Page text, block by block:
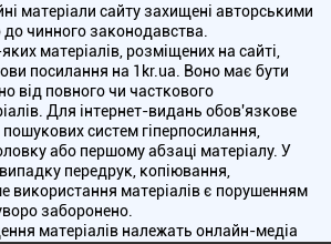
матеріали сайту захищені авторськими
чинного законодавства.
матеріалів, розміщених на сайті,
посилання на 1kr.ua. Воно має бути
від повного чи часткового
Для інтернет-видань обов'язкове
систем гіперпосилання,
або першому абзаці матеріалу. У
передрук, копіювання,
використання матеріалів є порушенням
заборонено.
матеріалів належать онлайн-медіа